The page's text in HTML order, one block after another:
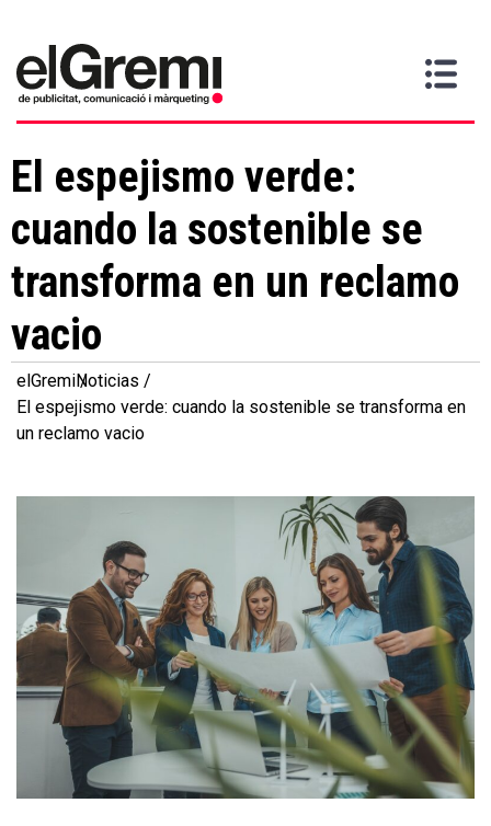
Inicio
Gremi Servicios
>
Contacta
El espejismo verde:
cuando la sostenible se
transforma en un reclamo
vacio
elGremiNoticias
El espejismo verde: cuando la sostenible se transforma en
un reclamo vacio